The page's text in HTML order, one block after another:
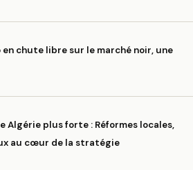
en chute libre sur le marché noir, une
Algérie plus forte : Réformes locales,
au cœur de la stratégie